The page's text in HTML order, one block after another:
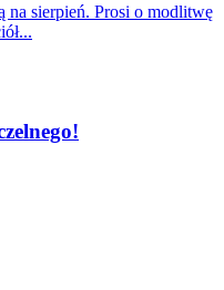
na sierpień. Prosi o modlitwę